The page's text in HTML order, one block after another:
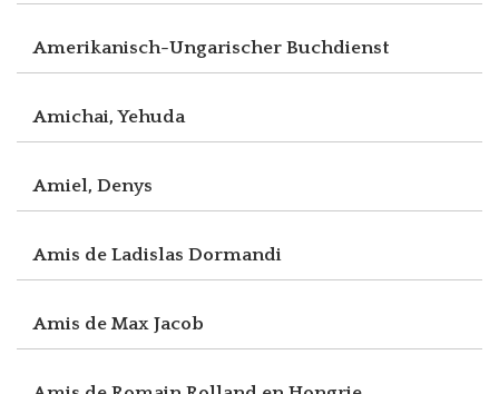
Amerikanisch-Ungarischer Buchdienst
Amichai, Yehuda
Amiel, Denys
Amis de Ladislas Dormandi
Amis de Max Jacob